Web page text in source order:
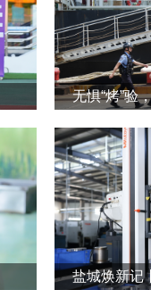
无惧“烤”验